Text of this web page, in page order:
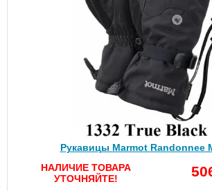
Рукавицы Marmot Randonnee
НАЛИЧИЕ ТОВАРА
УТОЧНЯЙТЕ!